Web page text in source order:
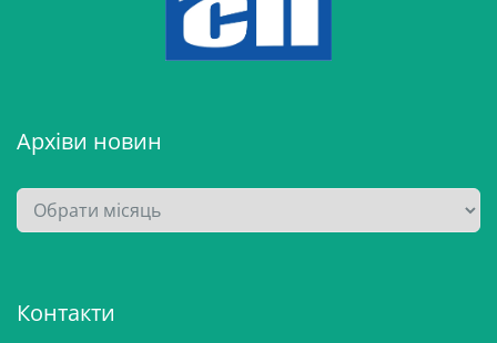
Архіви новин
А
р
в
Контакти